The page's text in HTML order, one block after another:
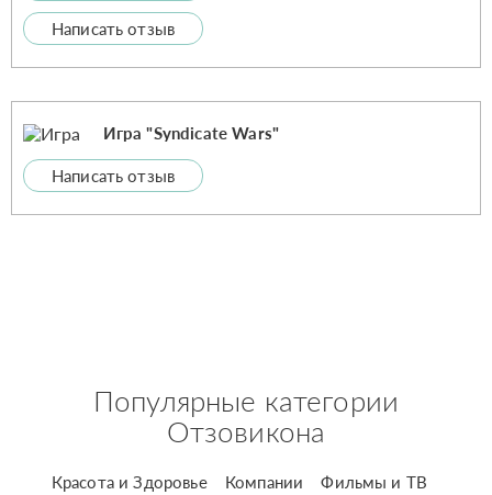
Написать отзыв
Игра "Syndicate Wars"
Написать отзыв
Популярные категории
Отзовикона
Красота и Здоровье Компании
Фильмы и ТВ